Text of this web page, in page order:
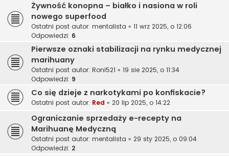
Żywność konopna – białko i nasiona w roli
nowego superfood
Ostatni post autor: mentalista « 11 wrz 2025, o 12:06
Odpowiedzi: 6
Pierwsze oznaki stabilizacji na rynku medycznej
marihuany
Ostatni post autor: Roni521 « 19 sie 2025, o 11:34
Odpowiedzi: 9
Co się dzieje z narkotykami po konfiskacie?
Ostatni post autor: Red « 20 lip 2025, o 14:22
Ograniczanie sprzedaży e-recepty na
Marihuanę Medyczną
Ostatni post autor: mentalista « 29 sty 2025, o 09:04
Odpowiedzi: 2